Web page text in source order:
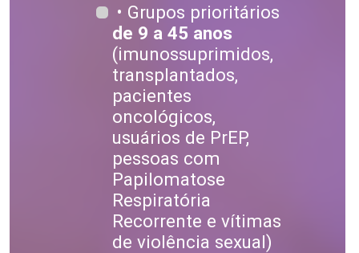
• Grupos prioritários
de 9 a 45 anos
(imunossuprimidos,
transplantados,
pacientes
oncológicos,
usuários de PrEP,
pessoas com
Papilomatose
Respiratória
Recorrente e vítimas
de violência sexual)